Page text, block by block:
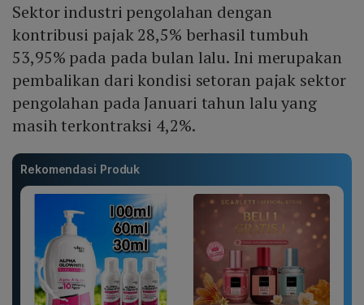
Sektor industri pengolahan dengan
kontribusi pajak 28,5% berhasil tumbuh
53,95% pada pada bulan lalu. Ini merupakan
pembalikan dari kondisi setoran pajak sektor
pengolahan pada Januari tahun lalu yang
masih terkontraksi 4,2%.
Rekomendasi Produk